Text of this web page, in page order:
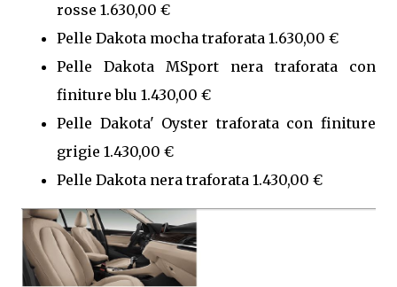
rosse 1.630,00 €
Pelle Dakota mocha traforata 1.630,00 €
Pelle Dakota MSport nera traforata con
finiture blu 1.430,00 €
Pelle Dakota' Oyster traforata con finiture
grigie 1.430,00 €
Pelle Dakota nera traforata 1.430,00 €